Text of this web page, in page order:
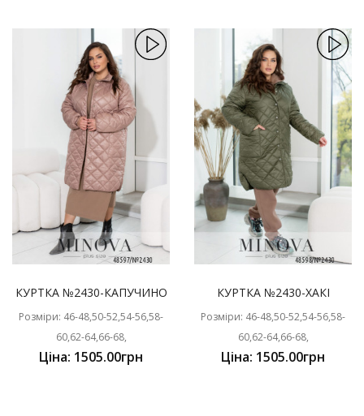
КУРТКА №2430-КАПУЧИНО
Розміри: 46-48,50-52,54-56,58-
60,62-64,66-68,
Ціна: 1505.00грн
КУРТКА №2430-ХАКІ
Розміри: 46-48,50-52,54-56,58-
60,62-64,66-68,
Ціна: 1505.00грн